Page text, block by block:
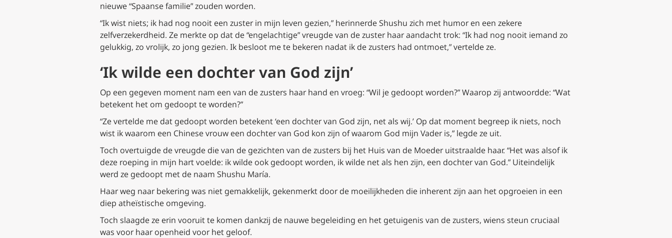
nieuwe “Spaanse familie” zouden worden.
“Ik wist niets; ik had nog nooit een zuster in mijn leven gezien,” herinnerde Shushu zich met humor en een zekere
zelfverzekerdheid. Ze merkte op dat de “engelachtige” vreugde van de zuster haar aandacht trok: “Ik had nog nooit iemand zo
gelukkig, zo vrolijk, zo jong gezien. Ik besloot me te bekeren nadat ik de zusters had ontmoet,” vertelde ze.
‘Ik wilde een dochter van God zijn’
Op een gegeven moment nam een van de zusters haar hand en vroeg: “Wil je gedoopt worden?” Waarop zij antwoordde: “Wat
betekent het om gedoopt te worden?”
“Ze vertelde me dat gedoopt worden betekent ‘een dochter van God zijn, net als wij.’ Op dat moment begreep ik niets, noch
wist ik waarom een Chinese vrouw een dochter van God kon zijn of waarom God mijn Vader is,” legde ze uit.
Toch overtuigde de vreugde die van de gezichten van de zusters bij het Huis van de Moeder uitstraalde haar. “Het was alsof ik
deze roeping in mijn hart voelde: ik wilde ook gedoopt worden, ik wilde net als hen zijn, een dochter van God.” Uiteindelijk
werd ze gedoopt met de naam Shushu María.
Haar weg naar bekering was niet gemakkelijk, gekenmerkt door de moeilijkheden die inherent zijn aan het opgroeien in een
diep atheïstische omgeving.
Toch slaagde ze erin vooruit te komen dankzij de nauwe begeleiding en het getuigenis van de zusters, wiens steun cruciaal
was voor haar openheid voor het geloof.